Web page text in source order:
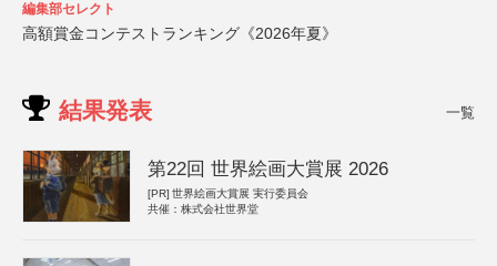
編集部セレクト
高額賞金コンテストランキング《2026年夏》
結果発表 一覧
第22回 世界絵画大賞展 2026
[PR] 世界絵画大賞展 実行委員会
共催：株式会社世界堂